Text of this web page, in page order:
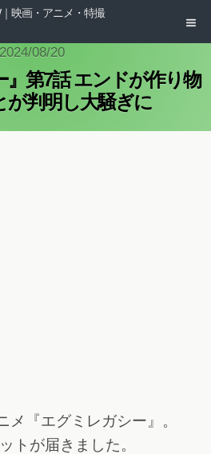
映画・アニメ・特撮
2024/08/20
』第7話 エンドが作り物
が判明し大騒ぎに
メ『エグミレガシー』。
トが届きました。